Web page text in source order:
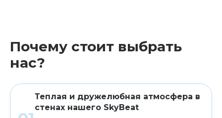
Клавишные Сувениры, подарки
Аренда
Почему стоит выбрать
нас?
Теплая и дружелюбная атмосфера в
стенах нашего SkyBeat